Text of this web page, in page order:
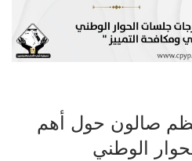
صالون حول أهم
الوطني